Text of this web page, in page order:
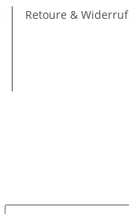
Retoure & Widerruf